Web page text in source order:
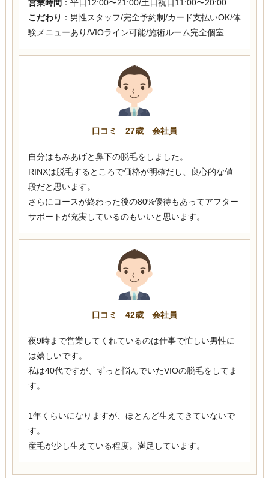
営業時間 ：平日12:00〜21:00/土日祝日11:00〜20:00
こだわり ：男性スタッフ/完全予約制/カード支払いOK/体
験メニューあり/VIOライン可能/施術ルーム完全個室
口コミ 27歳 会社員
自分はもみあげと鼻下の脱毛をしました。
RINXは脱毛するところで価格が明確だし、良心的な値
段だと思います。
さらにコースが終わった後の80%優待もあってアフター
サポートが充実しているのもいいと思います。
口コミ 42歳 会社員
夜9時まで営業してくれているのは仕事で忙しい男性に
は嬉しいです。
私は40代ですが、ずっと悩んでいたVIOの脱毛をしてま
す。
1年くらいになりますが、ほとんど生えてきていないで
す。
産毛が少し生えている程度。満足しています。